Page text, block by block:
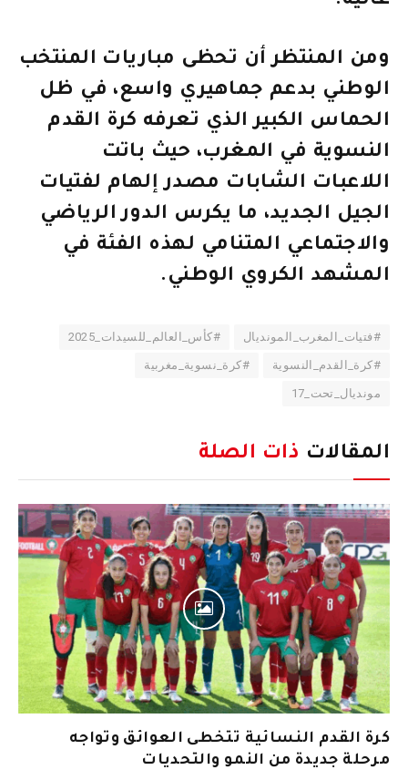
ومن المنتظر أن تحظى مباريات المنتخب
الوطني بدعم جماهيري واسع، في ظل
الحماس الكبير الذي تعرفه كرة القدم
النسوية في المغرب، حيث باتت
اللاعبات الشابات مصدر إلهام لفتيات
الجيل الجديد، ما يكرس الدور الرياضي
والاجتماعي المتنامي لهذه الفئة في
المشهد الكروي الوطني.
#فتيات_المغرب_المونديال #كأس_العالم_للسيدات_2025
#كرة_القدم_النسوية #كرة_نسوية_مغربية
مونديال_تحت_17
المقالات ذات الصلة
كرة القدم النسائية تتخطى العوائق وتواجه
مرحلة جديدة من النمو والتحديات